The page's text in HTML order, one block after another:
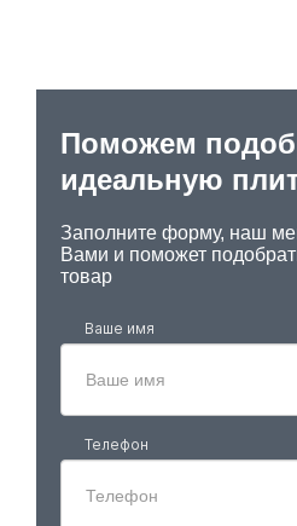
Поможем
идеальную
Заполните форму, наш
Вами и поможет
товар
Ваше имя
Телефон